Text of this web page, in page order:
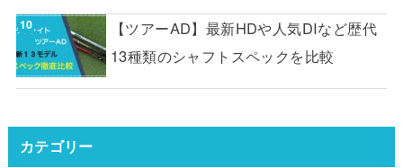
【ツアーAD】最新HDや人気DIなど歴代
13種類のシャフトスペックを比較
カテゴリー